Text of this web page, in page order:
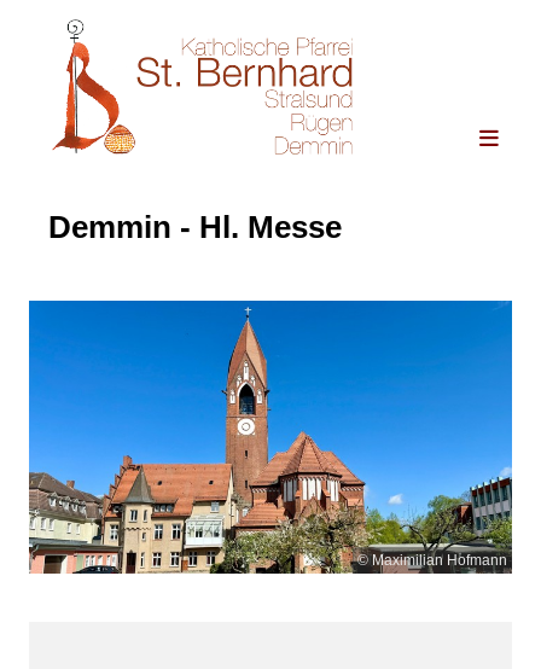
Demmin - Hl. Messe
© Maximilian Hofmann